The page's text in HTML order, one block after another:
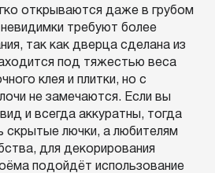
открываются даже в грубом
требуют более
так как дверца сделана из
под тяжестью веса
клея и плитки, но с
не замечаются. Если вы
и всегда аккуратны, тогда
скрытые лючки, а любителям
для декорирования
подойдёт использование